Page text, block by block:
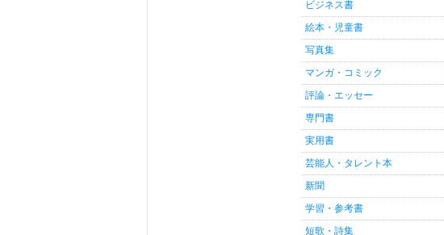
ビジネス書
絵本・児童書
写真集
マンガ・コミック
評論・エッセー
専門書
実用書
芸能人・タレント本
新聞
学習・参考書
短歌・詩集